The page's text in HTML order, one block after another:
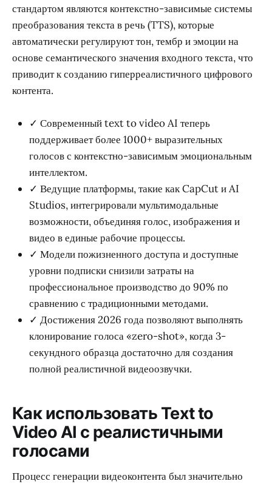
стандартом являются контекстно-зависимые системы
преобразования текста в речь (TTS), которые
автоматически регулируют тон, тембр и эмоции на
основе семантического значения входного текста, что
приводит к созданию гиперреалистичного цифрового
контента.
✓ Современный text to video AI теперь
поддерживает более 1000+ выразительных
голосов с контекстно-зависимым эмоциональным
интеллектом.
✓ Ведущие платформы, такие как CapCut и AI
Studios, интегрировали мультимодальные
возможности, объединяя голос, изображения и
видео в единые рабочие процессы.
✓ Модели пожизненного доступа и доступные
уровни подписки снизили затраты на
профессиональное производство до 90% по
сравнению с традиционными методами.
✓ Достижения 2026 года позволяют выполнять
клонирование голоса «zero-shot», когда 3-
секундного образца достаточно для создания
полной реалистичной видеоозвучки.
Как использовать Text to
Video AI с реалистичными
голосами
Процесс генерации видеоконтента был значительно